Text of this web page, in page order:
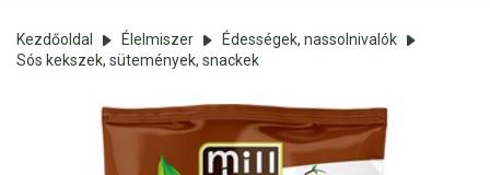
Kezdőoldal Élelmiszer
Édességek, nassolnivalók
Sós kekszek, sütemények, snackek